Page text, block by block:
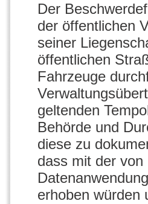
Der
der öffentlichen
seiner
öffentlichen
Fahrzeuge
geltenden
Behörde und
diese zu
dass mit der
erhoben würden